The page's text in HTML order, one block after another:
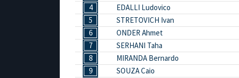
4
EDALLI Ludovico
5
STRETOVICH Ivan
6
ONDER Ahmet
7
SERHANI Taha
8
MIRANDA Bernardo
9
SOUZA Caio